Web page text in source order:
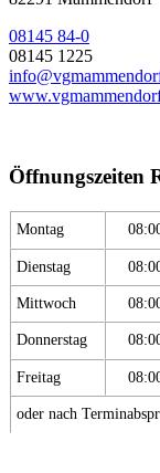
08145 84-0
08145 1225
Öffnungszeiten
Montag
Dienstag
Mittwoch
Donnerstag
Freitag
oder nach